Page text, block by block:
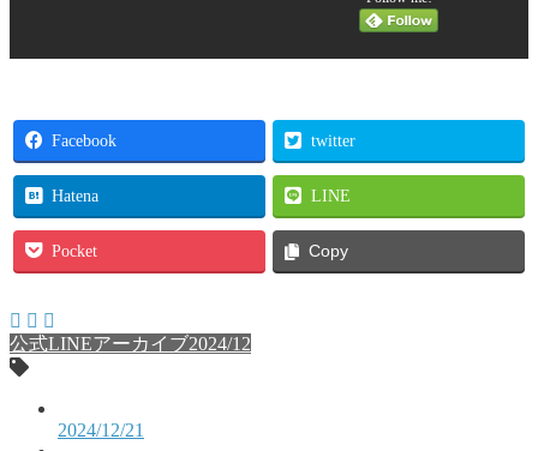
Facebook twitter
Hatena LINE
Pocket Copy
公式LINEアーカイブ2024/12
2024/12/21